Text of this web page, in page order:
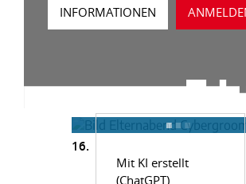
INFORMATIONEN
Mit KI erstellt
(ChatGPT)
16.